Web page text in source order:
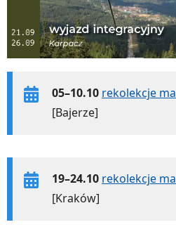
05–10.10 rekolekcje
[Bajerze]
19–24.10 rekolekcje
[Kraków]